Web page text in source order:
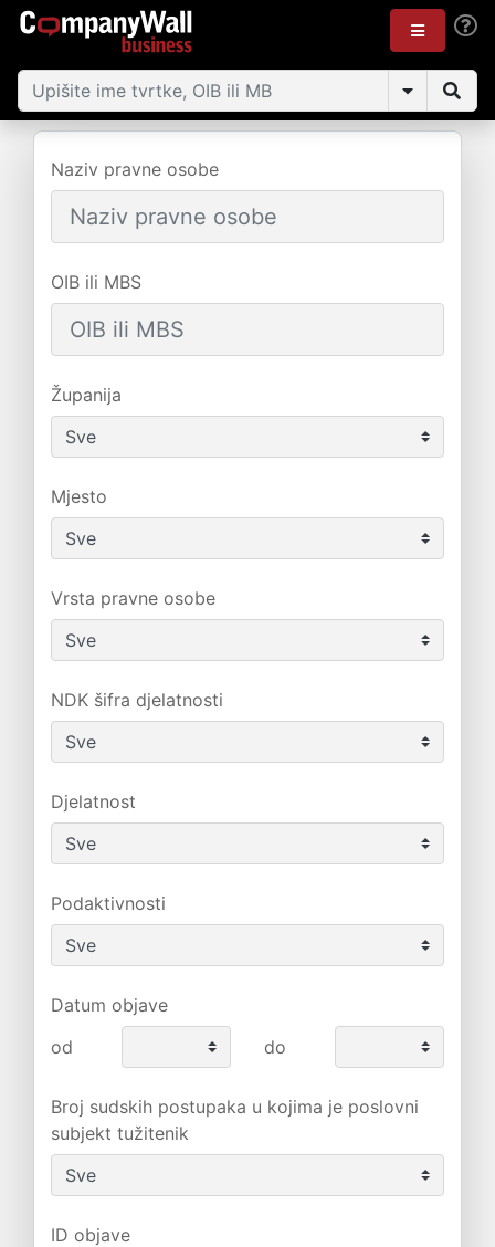
Naziv pravne osobe
OIB ili MBS
Županija
Mjesto
Vrsta pravne osobe
NDK šifra djelatnosti
Djelatnost
Podaktivnosti
Datum objave
od
do
Broj sudskih postupaka u kojima je poslovni
subjekt tužitenik
ID objave